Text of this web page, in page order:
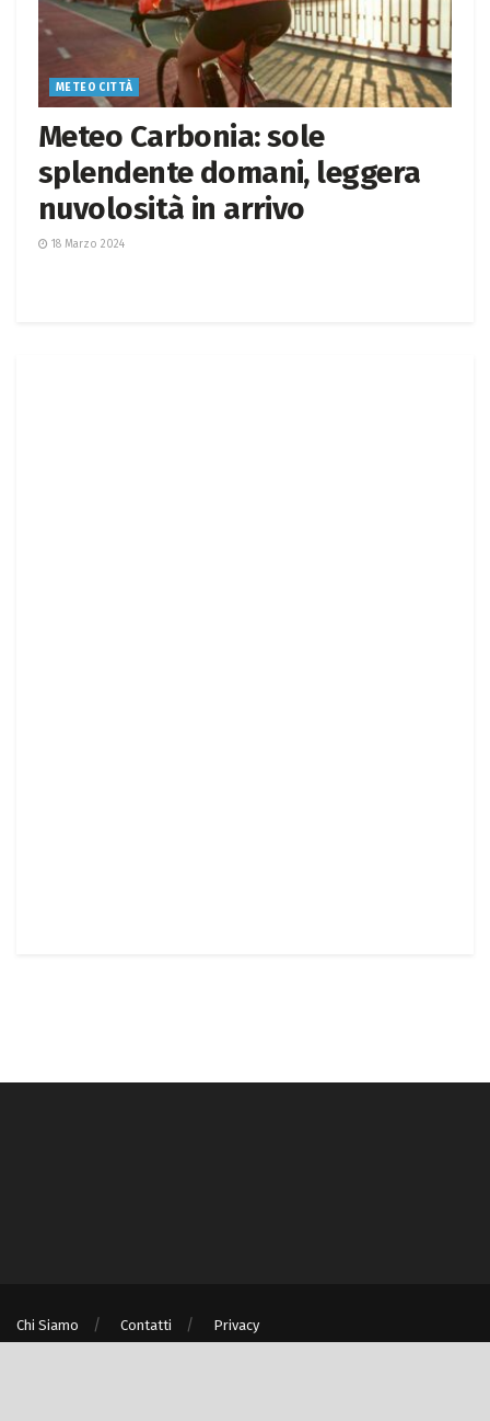
METEO CITTÀ
Meteo Carbonia: sole
splendente domani, leggera
nuvolosità in arrivo
18 Marzo 2024
Chi Siamo Contatti Privacy